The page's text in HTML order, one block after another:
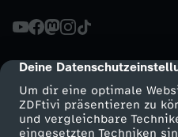
cmp-dialog-description
Deine
Um dir eine optimale
ZDFtivi präsentieren zu
und vergleichbare
eingesetzten Techniken
S
t
e